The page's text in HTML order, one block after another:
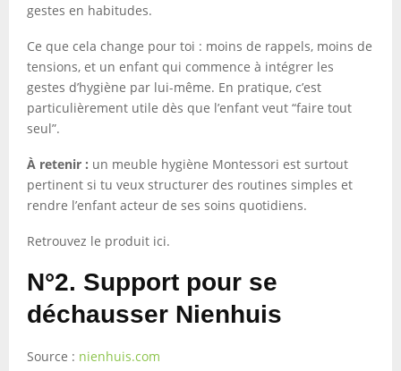
gestes en habitudes.
Ce que cela change pour toi : moins de rappels, moins de
tensions, et un enfant qui commence à intégrer les
gestes d’hygiène par lui-même. En pratique, c’est
particulièrement utile dès que l’enfant veut “faire tout
seul”.
À retenir : un meuble hygiène Montessori est surtout
pertinent si tu veux structurer des routines simples et
rendre l’enfant acteur de ses soins quotidiens.
Retrouvez le produit ici.
N°2. Support pour se
déchausser Nienhuis
Source : nienhuis.com